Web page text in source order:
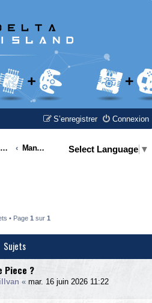
Connexion
S’enregistrer
Geek Zone Manga / Animation Select Language ▼
• Page 1 sur 1
Sujets
Piece ?
« mar. 16 juin 2026 11:22